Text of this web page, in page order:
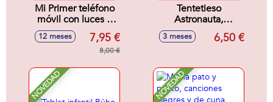
Mi Primer teléfono
móvil con luces y
sonidos, 13x7x3
cm - Modelos
12 meses 7,95 €
8,00 €
Tentetieso
Astronauta,
movimientos
suaves 11x9x9cm
3 meses 6,50 €
NOVEDAD NOVEDAD